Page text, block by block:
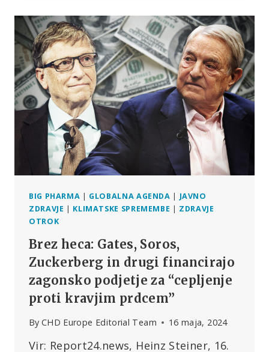
METROV
SPREMENJENE
MRNA
V
ENEM
ODMERKU
BIG PHARMA | GLOBALNA AGENDA | JAVNO
ZDRAVJE | KLIMATSKE SPREMEMBE | ZDRAVJE
OTROK
Brez heca: Gates, Soros,
Zuckerberg in drugi financirajo
zagonsko podjetje za “cepljenje
proti kravjim prdcem”
By CHD Europe Editorial Team 16 maja, 2024
Vir: Report24.news, Heinz Steiner, 16.